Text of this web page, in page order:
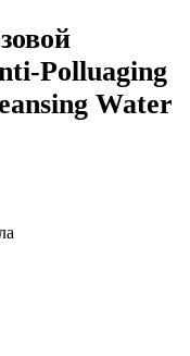
Polluaging
Water